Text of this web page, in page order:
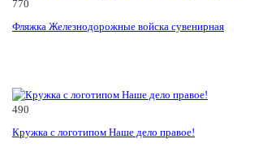
770
Фляжка Железнодорожные войска сувенирная
490
Кружка с логотипом Наше дело правое!